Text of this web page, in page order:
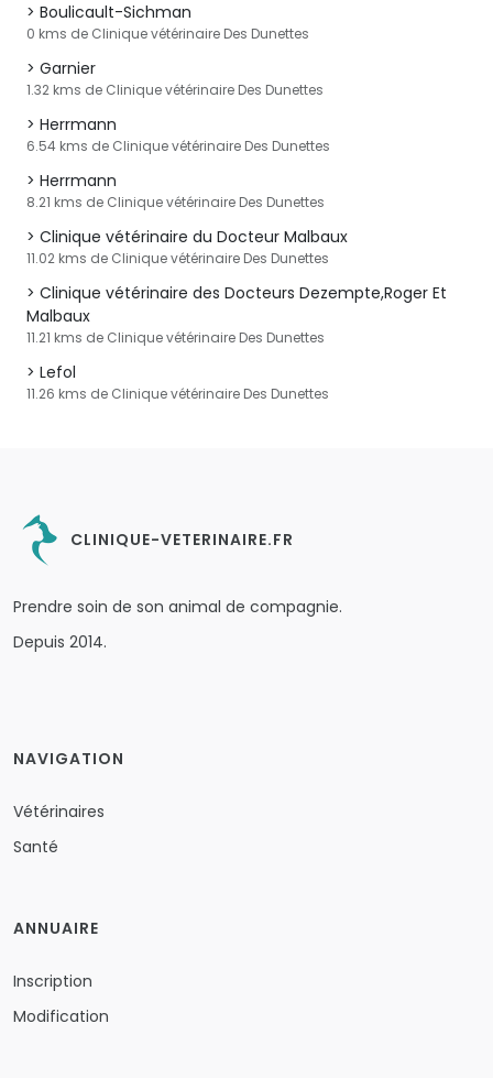
Boulicault-Sichman
0 kms de Clinique vétérinaire Des Dunettes
Garnier
1.32 kms de Clinique vétérinaire Des Dunettes
Herrmann
6.54 kms de Clinique vétérinaire Des Dunettes
Herrmann
8.21 kms de Clinique vétérinaire Des Dunettes
Clinique vétérinaire du Docteur Malbaux
11.02 kms de Clinique vétérinaire Des Dunettes
Clinique vétérinaire des Docteurs Dezempte,Roger Et
Malbaux
11.21 kms de Clinique vétérinaire Des Dunettes
Lefol
11.26 kms de Clinique vétérinaire Des Dunettes
CLINIQUE-VETERINAIRE.FR
Prendre soin de son animal de compagnie.
Depuis 2014.
NAVIGATION
Vétérinaires
Santé
ANNUAIRE
Inscription
Modification